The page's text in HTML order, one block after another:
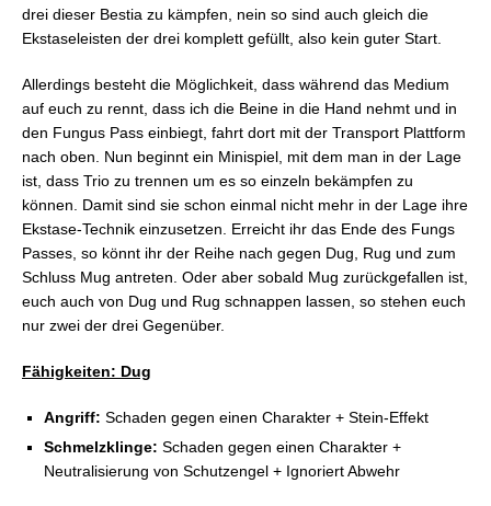
drei dieser Bestia zu kämpfen, nein so sind auch gleich die
Ekstaseleisten der drei komplett gefüllt, also kein guter Start.
Allerdings besteht die Möglichkeit, dass während das Medium
auf euch zu rennt, dass ich die Beine in die Hand nehmt und in
den Fungus Pass einbiegt, fahrt dort mit der Transport Plattform
nach oben. Nun beginnt ein Minispiel, mit dem man in der Lage
ist, dass Trio zu trennen um es so einzeln bekämpfen zu
können. Damit sind sie schon einmal nicht mehr in der Lage ihre
Ekstase-Technik einzusetzen. Erreicht ihr das Ende des Fungs
Passes, so könnt ihr der Reihe nach gegen Dug, Rug und zum
Schluss Mug antreten. Oder aber sobald Mug zurückgefallen ist,
euch auch von Dug und Rug schnappen lassen, so stehen euch
nur zwei der drei Gegenüber.
Fähigkeiten: Dug
Angriff: Schaden gegen einen Charakter + Stein-Effekt
Schmelzklinge: Schaden gegen einen Charakter +
Neutralisierung von Schutzengel + Ignoriert Abwehr